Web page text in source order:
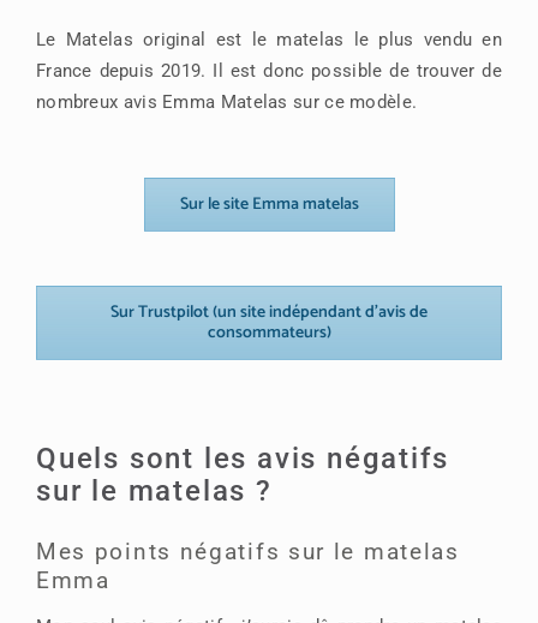
Le Matelas original est le matelas le plus vendu en
France depuis 2019. Il est donc possible de trouver de
nombreux avis Emma Matelas sur ce modèle.
Sur le site Emma matelas
Sur Trustpilot (un site indépendant d’avis de
consommateurs)
Quels sont les avis négatifs
sur le matelas ?
Mes points négatifs sur le matelas
Emma